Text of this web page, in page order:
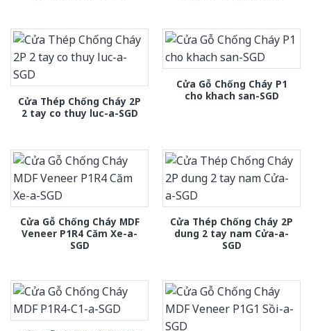
Cửa Thép Chống Cháy 2P
2 tay co thuy luc-a-SGD
Cửa Gỗ Chống Cháy P1
cho khach san-SGD
Cửa Gỗ Chống Cháy MDF
Veneer P1R4 Căm Xe-a-
SGD
Cửa Thép Chống Cháy 2P
dung 2 tay nam Cửa-a-
SGD